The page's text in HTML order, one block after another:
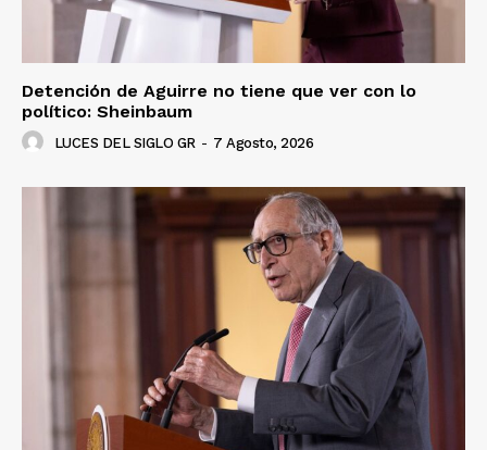
Detención de Aguirre no tiene que ver con lo
político: Sheinbaum
LUCES DEL SIGLO GR - 7 Agosto, 2026